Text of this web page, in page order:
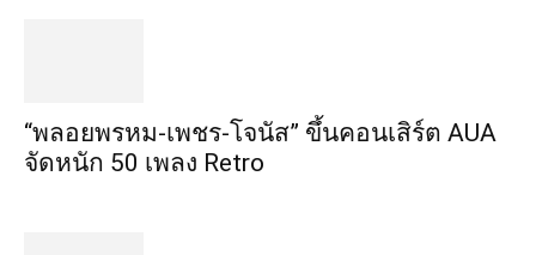
“พลอยพรหม-เพชร-โจนัส” ขึ้นคอนเสิร์ต AUA
จัดหนัก 50 เพลง Retro